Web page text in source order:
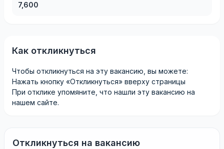
7,600
Как откликнуться
Чтобы откликнуться на эту вакансию, вы можете:
Нажать кнопку «Откликнуться» вверху страницы
При отклике упомяните, что нашли эту вакансию на
нашем сайте.
Откликнуться на вакансию